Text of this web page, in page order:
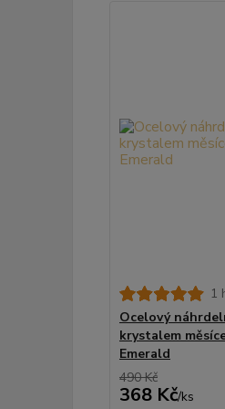
1
Ocelový
krystalem
Emerald
490 Kč
368 Kč/ks